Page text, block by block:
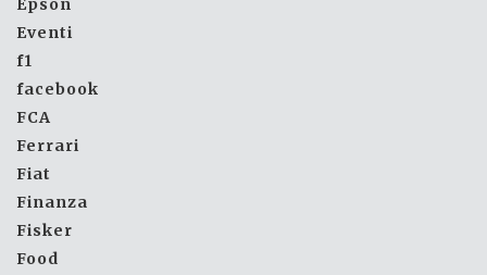
Eventi
f1
facebook
FCA
Ferrari
Fiat
Finanza
Fisker
Food